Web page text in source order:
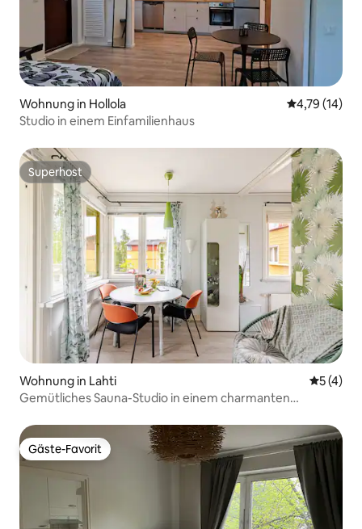
Wohnung in Hollola
4,79 (14)
Studio in einem Einfamilienhaus
Superhost
Superhost
Wohnung in Lahti
5 (4)
Gemütliches Sauna-Studio in einem charmanten
Gäste-Favorit
Gäste-Favorit